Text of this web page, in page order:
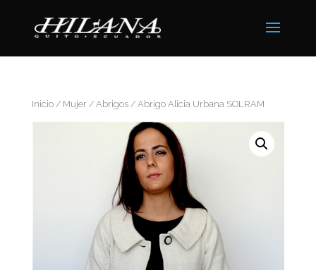
Inicio/ Mujer/ Abrigos/ Abrigo Alicia Urbana SOLRAM